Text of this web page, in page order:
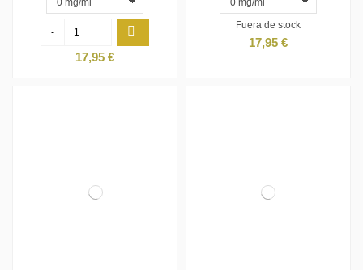
- +
17,95 €
Fuera de stock
17,95 €